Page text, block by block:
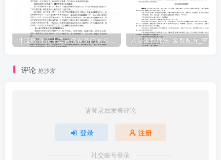
八卦象数疗法–象数配方_李春彬
评论 抢沙发
请登录后发表评论
登录 注册
社交账号登录